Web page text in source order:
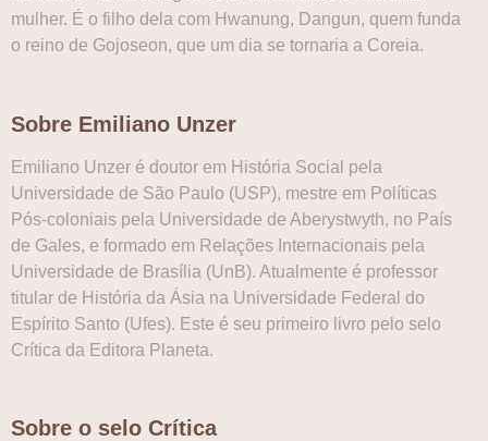
mulher. É o filho dela com Hwanung, Dangun, quem funda
o reino de Gojoseon, que um dia se tornaria a Coreia.
Sobre Emiliano Unzer
Emiliano Unzer é doutor em História Social pela
Universidade de São Paulo (USP), mestre em Políticas
Pós-coloniais pela Universidade de Aberystwyth, no País
de Gales, e formado em Relações Internacionais pela
Universidade de Brasília (UnB). Atualmente é professor
titular de História da Ásia na Universidade Federal do
Espírito Santo (Ufes). Este é seu primeiro livro pelo selo
Crítica da Editora Planeta.
Sobre o selo Crítica